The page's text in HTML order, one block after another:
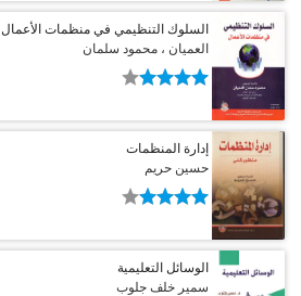
السلوك التنظيمي في منظمات الأعمال
العميان ، محمود سلمان
إدارة المنظمات
حسين حريم
الوسائل التعليمية
سمير خلف جلوب